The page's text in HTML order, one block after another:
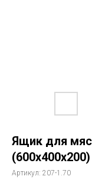
Ящик для
Артикул: 207-1.70